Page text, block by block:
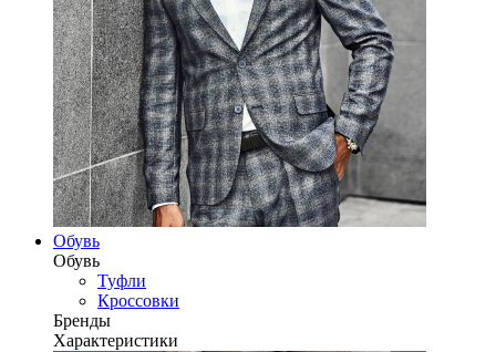
Обувь
Обувь
Туфли
Кроссовки
Бренды
Характеристики